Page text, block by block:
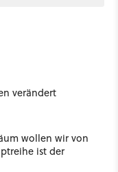
verändert
wollen wir von
ist der